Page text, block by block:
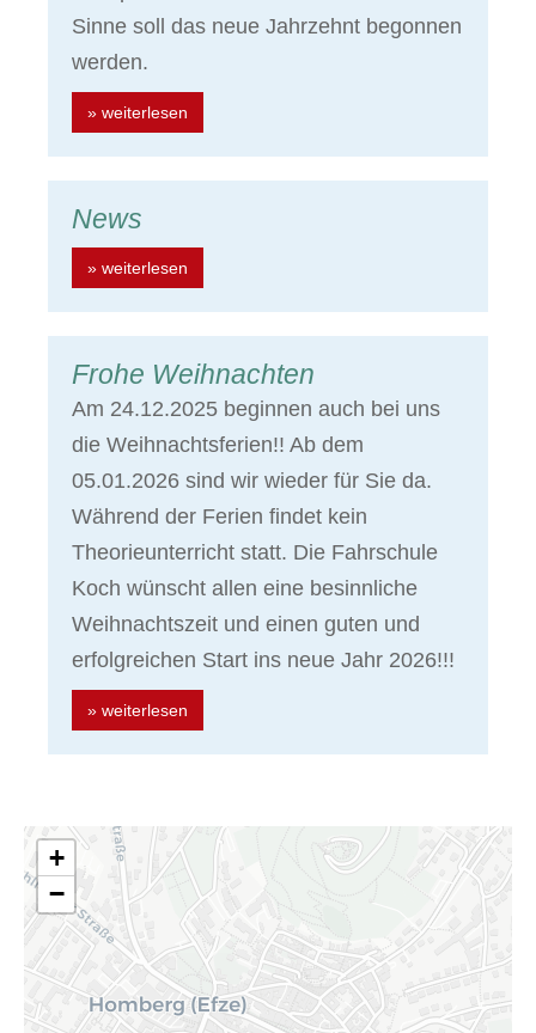
Sinne soll das neue Jahrzehnt begonnen
werden.
» weiterlesen
News
» weiterlesen
Frohe Weihnachten
Am 24.12.2025 beginnen auch bei uns
die Weihnachtsferien!! Ab dem
05.01.2026 sind wir wieder für Sie da.
Während der Ferien findet kein
Theorieunterricht statt. Die Fahrschule
Koch wünscht allen eine besinnliche
Weihnachtszeit und einen guten und
erfolgreichen Start ins neue Jahr 2026!!!
» weiterlesen
+
−